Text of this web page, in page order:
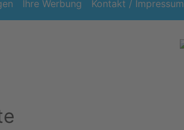
Ihre Werbung Kontakt / Impressum